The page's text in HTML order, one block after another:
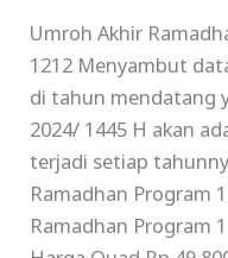
Umroh Akhir
1212 Menyambut
di tahun mendatang
2024/ 1445 H akan
terjadi setiap
Ramadhan Program
Ramadhan Program